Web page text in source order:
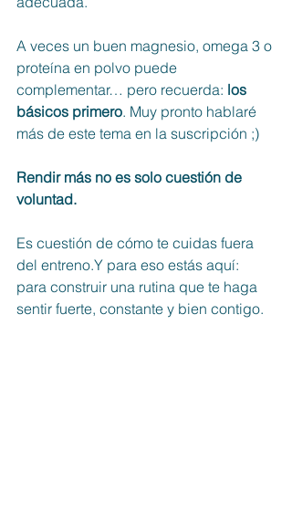
A veces un buen magnesio, omega 3 o
proteína en polvo puede
complementar… pero recuerda: los
básicos primero. Muy pronto hablaré
más de este tema en la suscripción ;)
Rendir más no es solo cuestión de
voluntad.
Es cuestión de cómo te cuidas fuera
del entreno.Y para eso estás aquí:
para construir una rutina que te haga
sentir fuerte, constante y bien contigo.